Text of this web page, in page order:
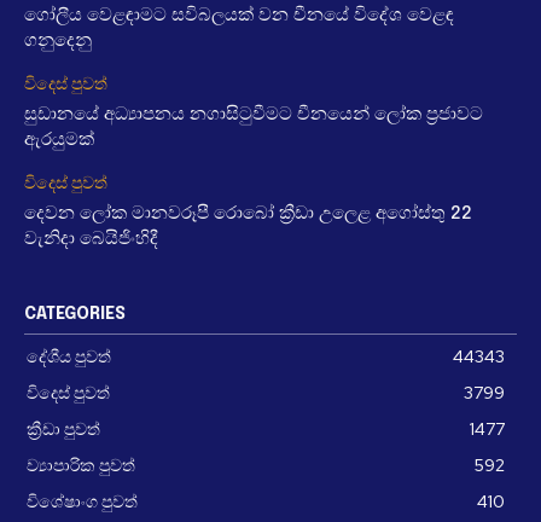
ගෝලීය වෙළඳාමට සවිබලයක් වන චීනයේ විදේශ වෙළඳ
ගනුදෙනු
විදෙස් පුවත්
සුඩානයේ අධ්‍යාපනය නගාසිටුවීමට චීනයෙන් ලෝක ප්‍රජාවට
ඇරයුමක්
විදෙස් පුවත්
දෙවන ලෝක මානවරූපී රොබෝ ක්‍රීඩා උලෙළ අගෝස්තු 22
වැනිදා බෙයිජිංහිදී
CATEGORIES
දේශීය පුවත්
44343
විදෙස් පුවත්
3799
ක්‍රීඩා පුවත්
1477
ව්‍යාපාරික පුවත්
592
විශේෂාංග පුවත්
410